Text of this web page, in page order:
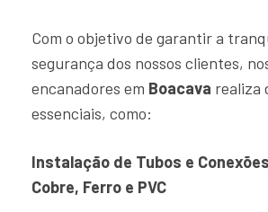
Com o objetivo de garantir a
segurança dos nossos clientes,
encanadores em Boacava realiza
essenciais, como:
Instalação de Tubos e
Cobre, Ferro e PVC